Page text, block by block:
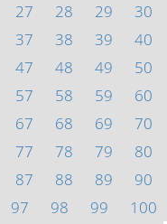
27 28 29
30
37 38 39
40
47 48 49
50
57 58 59
60
67 68 69
70
77 78 79
80
87 88 89
90
97 98 99
100